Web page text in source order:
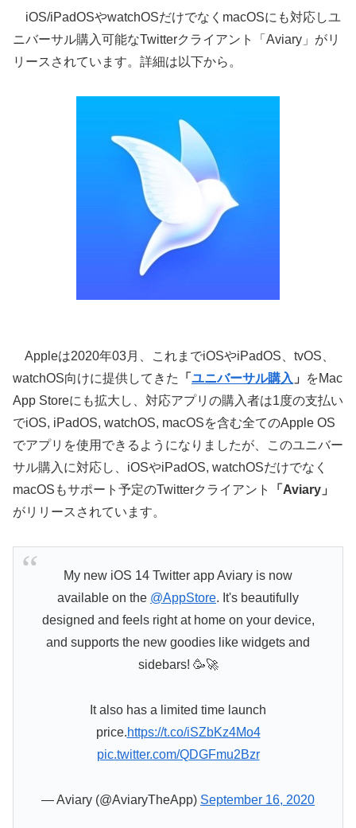
iOS/iPadOSやwatchOSだけでなくmacOSにも対応しユ
ニバーサル購入可能なTwitterクライアント「Aviary」がリ
リースされています。詳細は以下から。
Appleは2020年03月、これまでiOSやiPadOS、tvOS、
watchOS向けに提供してきた
「 ユニバーサル購入 」
をMac
App Storeにも拡大し、対応アプリの購入者は1度の支払い
でiOS, iPadOS, watchOS, macOSを含む全てのApple OS
でアプリを使用できるようになりましたが、このユニバー
サル購入に対応し、iOSやiPadOS, watchOSだけでなく
macOSもサポート予定のTwitterクライアント
「Aviary」
がリリースされています。
My new iOS 14 Twitter app Aviary is now
available on the @AppStore. It's beautifully
designed and feels right at home on your device,
and supports the new goodies like widgets and
sidebars! 🥳🚀
It also has a limited time launch
price.https://t.co/iSZbKz4Mo4
pic.twitter.com/QDGFmu2Bzr
— Aviary (@AviaryTheApp) September 16, 2020